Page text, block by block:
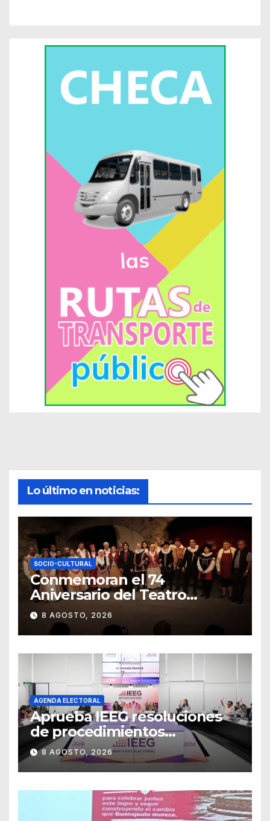
Lo último en noticias:
SOCIO-CULTURAL
Conmemoran el 74
Aniversario del Teatro
Universitario con una
representación del
“Retablillo jovial”
8 AGOSTO, 2026
AGENDA ELECTORAL
Aprueba IEEG resoluciones
de procedimientos
sancionadores
8 AGOSTO, 2026